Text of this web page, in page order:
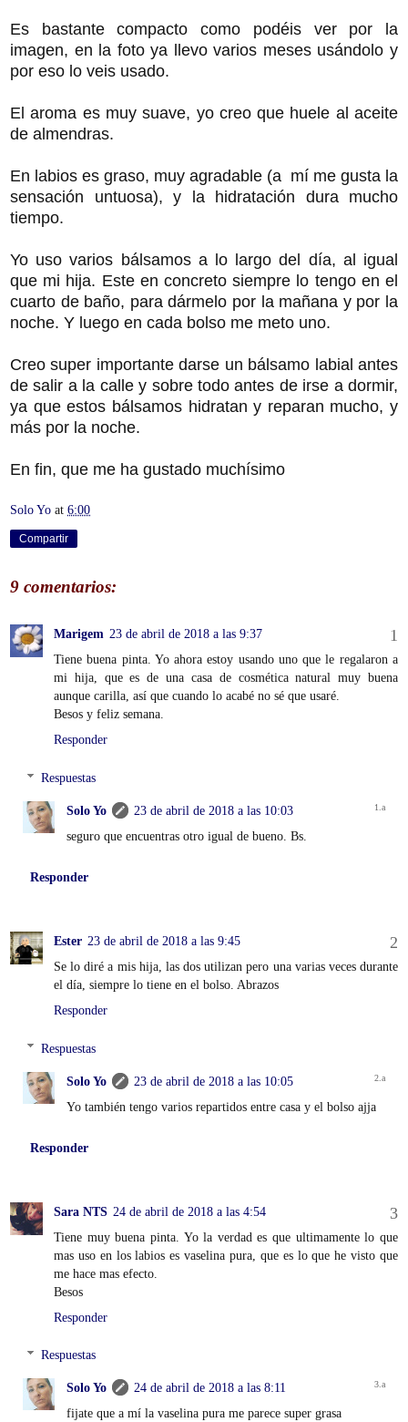
Es bastante compacto como podéis ver por la
imagen, en la foto ya llevo varios meses usándolo y
por eso lo veis usado.
El aroma es muy suave, yo creo que huele al aceite
de almendras.
En labios es graso, muy agradable (a mí me gusta la
sensación untuosa), y la hidratación dura mucho
tiempo.
Yo uso varios bálsamos a lo largo del día, al igual
que mi hija. Este en concreto siempre lo tengo en el
cuarto de baño, para dármelo por la mañana y por la
noche. Y luego en cada bolso me meto uno.
Creo super importante darse un bálsamo labial antes
de salir a la calle y sobre todo antes de irse a dormir,
ya que estos bálsamos hidratan y reparan mucho, y
más por la noche.
En fin, que me ha gustado muchísimo
Solo Yo at 6:00
Compartir
9 comentarios:
Marigem 23 de abril de 2018 a las 9:37
Tiene buena pinta. Yo ahora estoy usando uno que le regalaron a
mi hija, que es de una casa de cosmética natural muy buena
aunque carilla, así que cuando lo acabé no sé que usaré.
Besos y feliz semana.
Responder
Respuestas
Solo Yo
23 de abril de 2018 a las 10:03
seguro que encuentras otro igual de bueno. Bs.
Responder
Ester 23 de abril de 2018 a las 9:45
Se lo diré a mis hija, las dos utilizan pero una varias veces durante
el día, siempre lo tiene en el bolso. Abrazos
Responder
Respuestas
Solo Yo
23 de abril de 2018 a las 10:05
Yo también tengo varios repartidos entre casa y el bolso ajja
Responder
Sara NTS 24 de abril de 2018 a las 4:54
Tiene muy buena pinta. Yo la verdad es que ultimamente lo que
mas uso en los labios es vaselina pura, que es lo que he visto que
me hace mas efecto.
Besos
Responder
Respuestas
Solo Yo
24 de abril de 2018 a las 8:11
fijate que a mí la vaselina pura me parece super grasa